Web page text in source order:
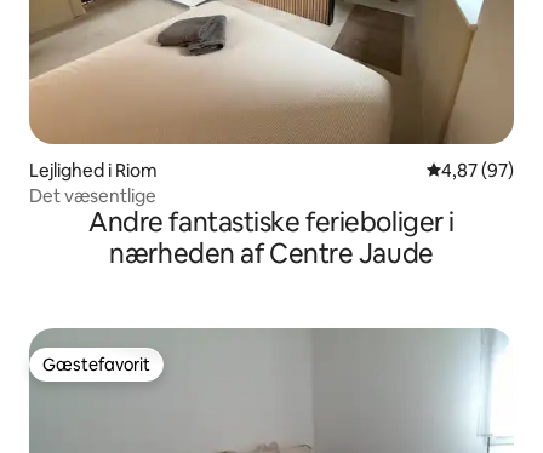
Lejlighed i Riom 4,87 ud af 5 i
4,87 (97)
Det væsentlige
Andre fantastiske ferieboliger i
nærheden af Centre Jaude
Gæstefavorit
Gæstefavorit